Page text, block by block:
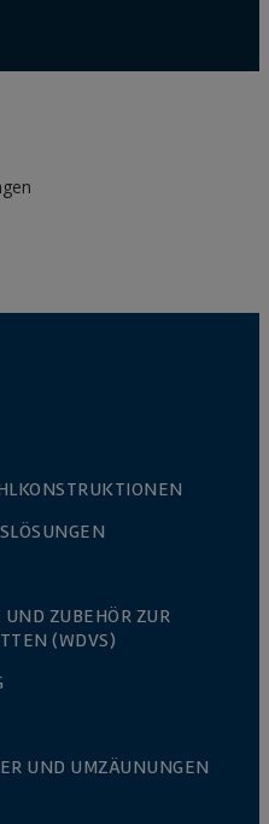
ZUBEHÖR ZUR
(WDVS)
UND UMZÄUNUNGEN